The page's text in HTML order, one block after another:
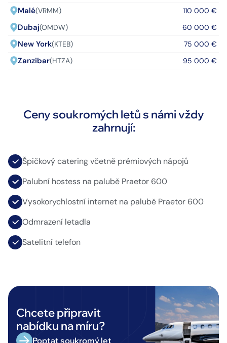
Malé(VRMM) 110 000 €
Dubaj(OMDW) 60 000 €
New York(KTEB) 75 000 €
Zanzibar(HTZA) 95 000 €
Ceny soukromých letů s námi vždy
zahrnují:
Špičkový catering včetně prémiových nápojů
Palubní hostess na palubě Praetor 600
Vysokorychlostní internet na palubě Praetor 600
Odmrazení letadla
Satelitní telefon
Chcete připravit
nabídku na míru?
Poptat soukromý let